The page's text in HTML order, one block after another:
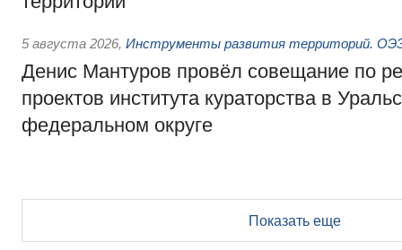
5 августа 2026, Инструменты развития территорий.
Денис Мантуров провёл совещание по
проектов института кураторства в
федеральном округе
Показать еще